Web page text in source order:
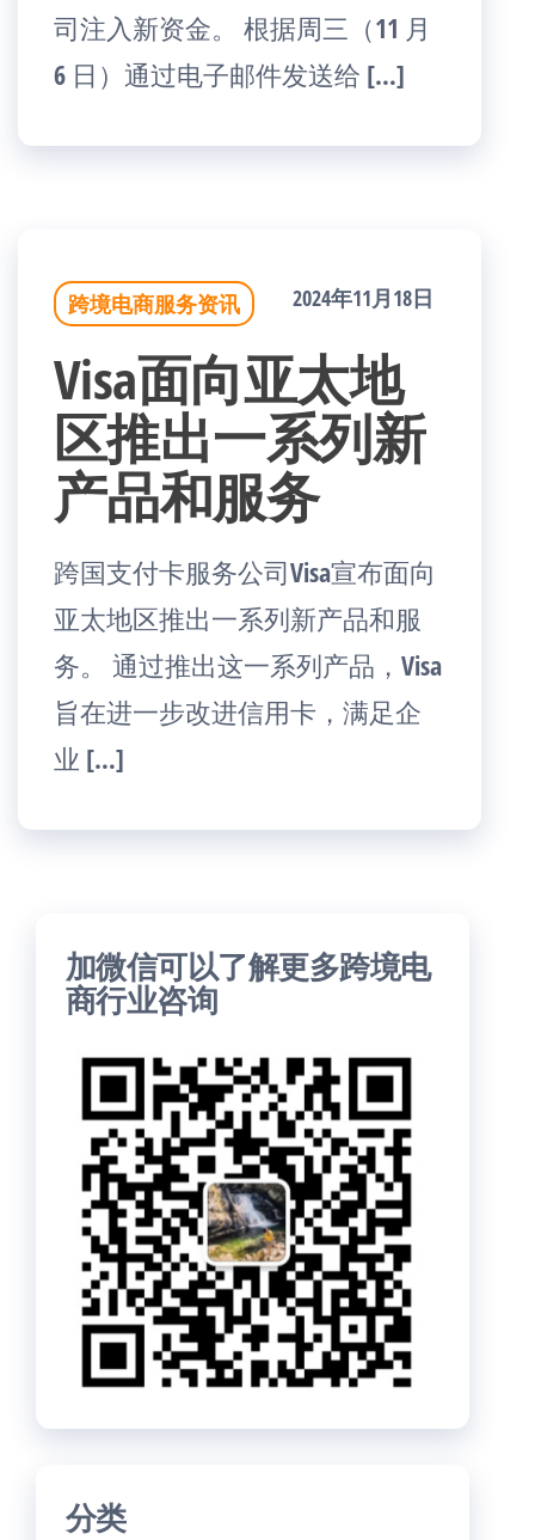
司注入新资金。 根据周三（11 月
6 日）通过电子邮件发送给 […]
跨境电商服务资讯 2024年11月18日
Visa面向亚太地
区推出一系列新
产品和服务
跨国支付卡服务公司Visa宣布面向
亚太地区推出一系列新产品和服
务。 通过推出这一系列产品，Visa
旨在进一步改进信用卡，满足企
业 […]
加微信可以了解更多跨境电
商行业咨询
分类